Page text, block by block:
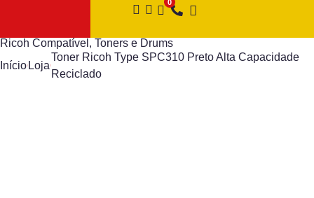
Ricoh Compatível , Toners e Drums
Início Loja
Toner Ricoh Type SPC310 Preto Alta Capacidade
Reciclado